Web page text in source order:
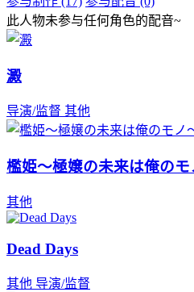
此人物未参与任何角色的配音~
澱
导演/监督 其他
檻姫～極嬢の未来は俺のモ
其他
Dead Days
其他 导演/监督